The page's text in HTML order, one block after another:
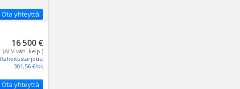
Ota yhteyttä
16 500 €
(ALV väh. kelp.)
Rahoitustarjous:
301,56 €/kk
Ota yhteyttä